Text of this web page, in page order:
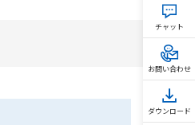
チャット
お問い合わせ
ダウンロード